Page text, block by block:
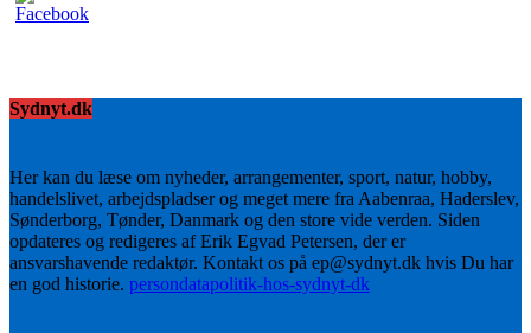
Sydnyt.dk
Her kan du læse om nyheder, arrangementer, sport, natur, hobby,
handelslivet, arbejdspladser og meget mere fra Aabenraa, Haderslev,
Sønderborg, Tønder, Danmark og den store vide verden. Siden
opdateres og redigeres af Erik Egvad Petersen, der er
ansvarshavende redaktør. Kontakt os på ep@sydnyt.dk hvis Du har
en god historie. persondatapolitik-hos-sydnyt-dk